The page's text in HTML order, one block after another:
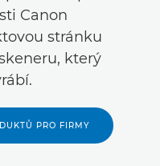
Canon
stránku
který
PRO FIRMY